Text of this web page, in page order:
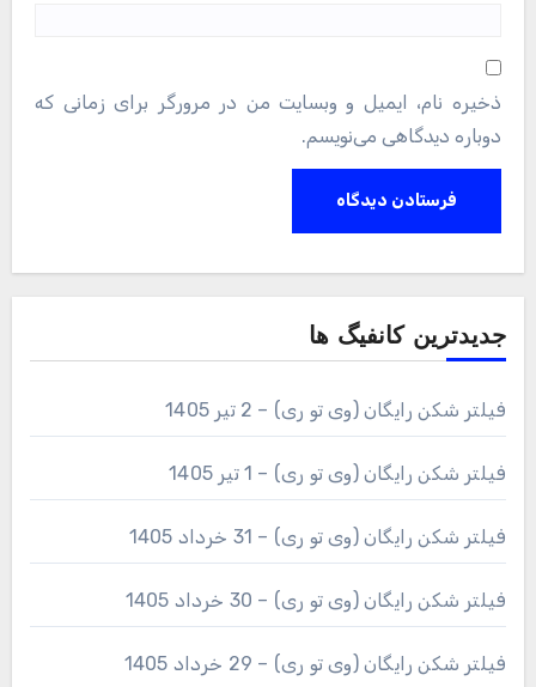
ذخیره نام، ایمیل و وبسایت من در مرورگر برای زمانی که
دوباره دیدگاهی می‌نویسم.
جدیدترین کانفیگ ها
فیلتر شکن رایگان (وی تو ری) – 2 تیر 1405
فیلتر شکن رایگان (وی تو ری) – 1 تیر 1405
فیلتر شکن رایگان (وی تو ری) – 31 خرداد 1405
فیلتر شکن رایگان (وی تو ری) – 30 خرداد 1405
فیلتر شکن رایگان (وی تو ری) – 29 خرداد 1405